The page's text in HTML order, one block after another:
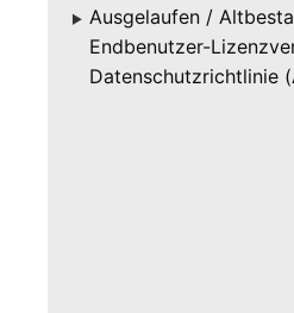
▶ Ausgelaufen /
Endbenutzer-
Datenschutzrichtlinie